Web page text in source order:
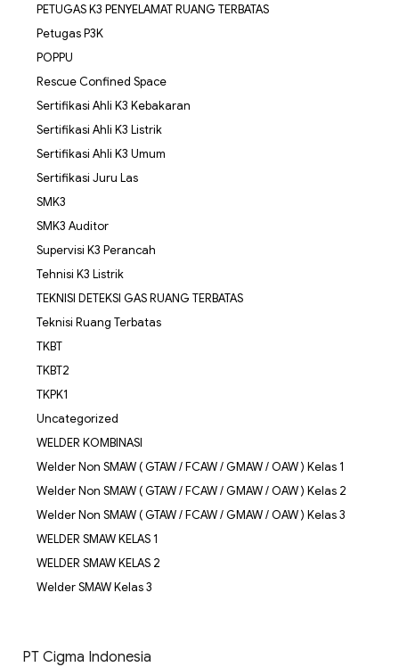
PETUGAS K3 PENYELAMAT RUANG TERBATAS
Petugas P3K
POPPU
Rescue Confined Space
Sertifikasi Ahli K3 Kebakaran
Sertifikasi Ahli K3 Listrik
Sertifikasi Ahli K3 Umum
Sertifikasi Juru Las
SMK3
SMK3 Auditor
Supervisi K3 Perancah
Tehnisi K3 Listrik
TEKNISI DETEKSI GAS RUANG TERBATAS
Teknisi Ruang Terbatas
TKBT
TKBT2
TKPK1
Uncategorized
WELDER KOMBINASI
Welder Non SMAW ( GTAW / FCAW / GMAW / OAW ) Kelas 1
Welder Non SMAW ( GTAW / FCAW / GMAW / OAW ) Kelas 2
Welder Non SMAW ( GTAW / FCAW / GMAW / OAW ) Kelas 3
WELDER SMAW KELAS 1
WELDER SMAW KELAS 2
Welder SMAW Kelas 3
PT Cigma Indonesia